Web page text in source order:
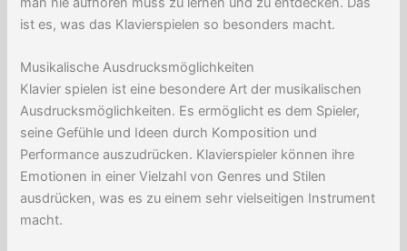
ist es, was das Klavierspielen so besonders macht.
Musikalische Ausdrucksmöglichkeiten
Klavier spielen ist eine besondere Art der musikalischen
Ausdrucksmöglichkeiten. Es ermöglicht es dem Spieler,
seine Gefühle und Ideen durch Komposition und
Performance auszudrücken. Klavierspieler können ihre
Emotionen in einer Vielzahl von Genres und Stilen
ausdrücken, was es zu einem sehr vielseitigen Instrument
macht.